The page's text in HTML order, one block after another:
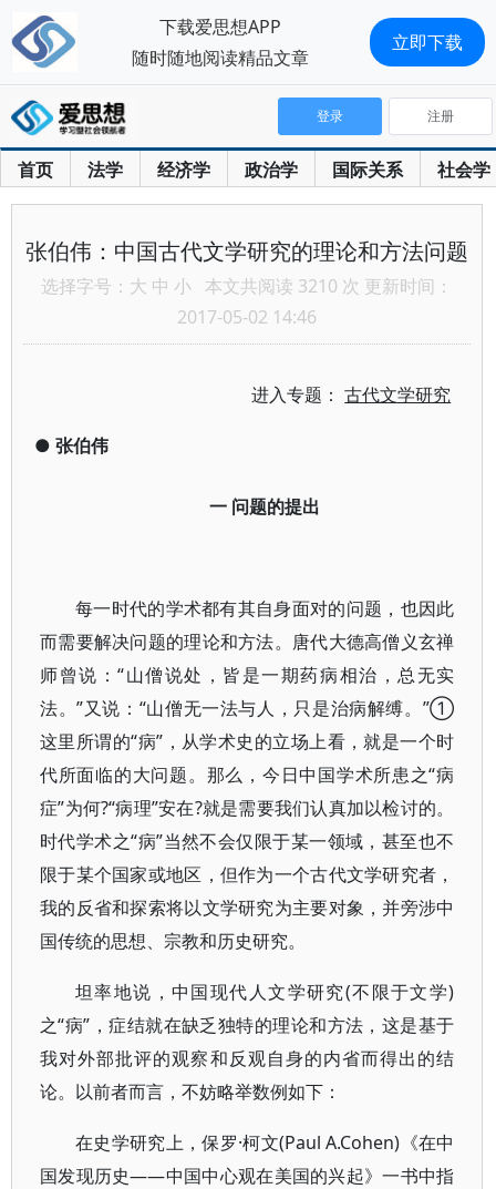
首页 法学 经济学 政治学 国际关系 社会学
登录 注册
张伯伟：中国古代文学研究的理论和方法问题
选择字号： 大 中 小 本文共阅读 3210 次 更新时间：
2017-05-02 14:46
进入专题：古代文学研究
● 张伯伟
一 问题的提出
每一时代的学术都有其自身面对的问题，也因此
而需要解决问题的理论和方法。唐代大德高僧义玄禅
师曾说：“山僧说处，皆是一期药病相治，总无实
法。”又说：“山僧无一法与人，只是治病解缚。”①
这里所谓的“病”，从学术史的立场上看，就是一个时
代所面临的大问题。那么，今日中国学术所患之“病
症”为何?“病理”安在?就是需要我们认真加以检讨的。
时代学术之“病”当然不会仅限于某一领域，甚至也不
限于某个国家或地区，但作为一个古代文学研究者，
我的反省和探索将以文学研究为主要对象，并旁涉中
国传统的思想、宗教和历史研究。
坦率地说，中国现代人文学研究(不限于文学)
之“病”，症结就在缺乏独特的理论和方法，这是基于
我对外部批评的观察和反观自身的内省而得出的结
论。以前者而言，不妨略举数例如下：
在史学研究上，保罗·柯文(Paul A.Cohen)《在中
国发现历史——中国中心观在美国的兴起》一书中指
下载爱思想APP
随时随地阅读精品文章
立即下载